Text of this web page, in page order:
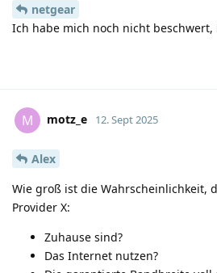
netgear
Ich habe mich noch nicht beschwert,
M motz_e 12. Sept 2025
Alex
Wie groß ist die Wahrscheinlichkeit,
Provider X:
Zuhause sind?
Das Internet nutzen?